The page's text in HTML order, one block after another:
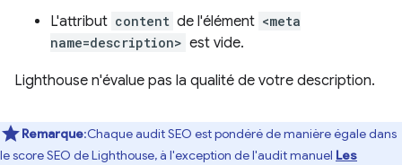
L'attribut content de l'élément <meta
name=description> est vide.
Lighthouse n'évalue pas la qualité de votre description.
Remarque:Chaque audit SEO est pondéré de manière égale dans
le score SEO de Lighthouse, à l'exception de l'audit manuel Les